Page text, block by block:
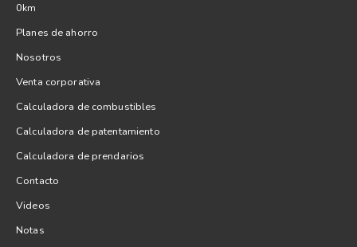
0km
Planes de ahorro
Nosotros
Venta corporativa
Calculadora de combustibles
Calculadora de patentamiento
Calculadora de prendarios
Contacto
Videos
Notas